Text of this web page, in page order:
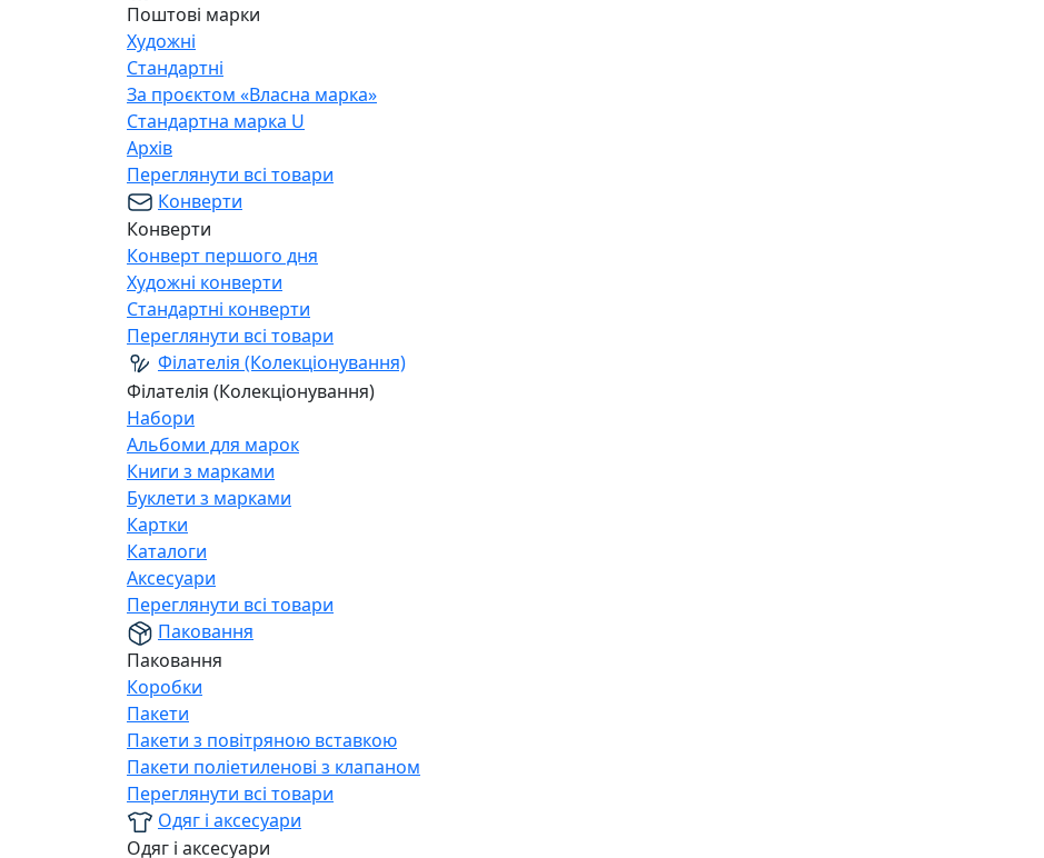
Поштові марки
Художні
Стандартні
За проєктом «Власна марка»
Стандартна марка U
Архів
Переглянути всі товари
Конверти
Конверти
Конверт першого дня
Художні конверти
Стандартні конверти
Переглянути всі товари
Філателія (Колекціонування)
Філателія (Колекціонування)
Набори
Альбоми для марок
Книги з марками
Буклети з марками
Картки
Каталоги
Аксесуари
Переглянути всі товари
Паковання
Паковання
Коробки
Пакети
Пакети з повітряною вставкою
Пакети поліетиленові з клапаном
Переглянути всі товари
Одяг і аксесуари
Одяг і аксесуари